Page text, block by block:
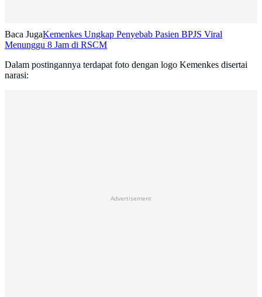
Baca JugaKemenkes Ungkap Penyebab Pasien BPJS Viral
Menunggu 8 Jam di RSCM
Dalam postingannya terdapat foto dengan logo Kemenkes disertai
narasi:
Advertisement